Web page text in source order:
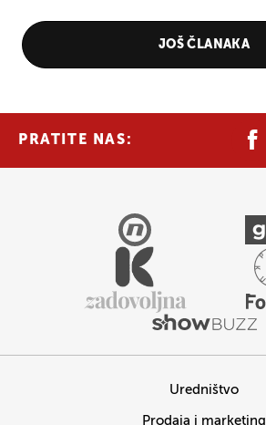
JOŠ ČLANAKA
PRATITE NAS:
Uredništvo
Prodaja i marketing